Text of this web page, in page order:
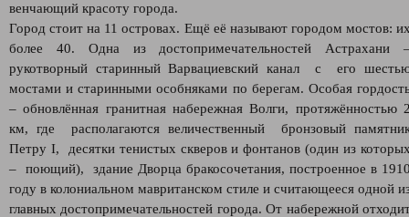
венчающий красоту города.
Город стоит на 11 островах. Ещё её называют городом мостов:
более 40. Одна из достопримечательностей Астрахани
рукотворный старинный Варвациевский канал с его
мостами и старинными особняками по берегам. Особая
– обновлённая гранитная набережная Волги, протяжённостью
км, где располагаются величественный бронзовый
Петру I, десятки тенистых скверов и фонтанов (один из
– поющий), здание Дворца бракосочетания, построенное в
году в колониальном мавританском стиле и считающееся одной
главных достопримечательностей города. От набережной